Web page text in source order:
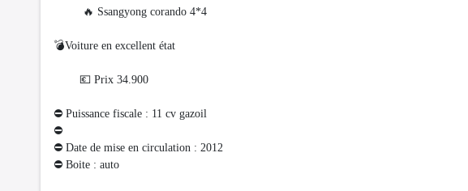
🔥 Ssangyong corando 4*4
💣Voiture en excellent état
💶 Prix 34.900
⛔ Puissance fiscale : 11 cv gazoil
⛔️
⛔ Date de mise en circulation : 2012
⛔ Boite : auto